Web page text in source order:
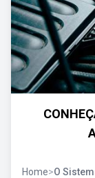
Home>O